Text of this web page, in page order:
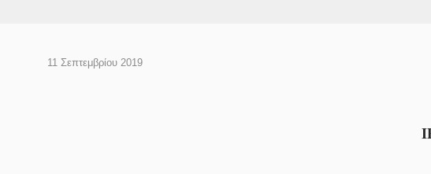
11 Σεπτεμβρίου 2019